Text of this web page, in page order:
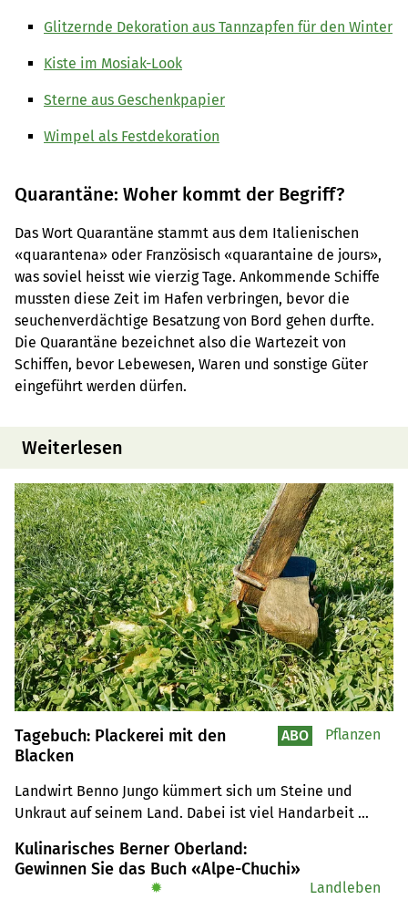
Glitzernde Dekoration aus Tannzapfen für den Winter
Kiste im Mosiak-Look
Sterne aus Geschenkpapier
Wimpel als Festdekoration
Quarantäne: Woher kommt der Begriff?
Das Wort Quarantäne stammt aus dem Italienischen
«quarantena» oder Französisch «quarantaine de jours»,
was soviel heisst wie vierzig Tage. Ankommende Schiffe
mussten diese Zeit im Hafen verbringen, bevor die
seuchenverdächtige Besatzung von Bord gehen durfte.
Die Quarantäne bezeichnet also die Wartezeit von
Schiffen, bevor Lebewesen, Waren und sonstige Güter
eingeführt werden dürfen.
Weiterlesen
Tagebuch: Plackerei mit den
Blacken
Landwirt Benno Jungo kümmert sich um Steine und
Unkraut auf seinem Land. Dabei ist viel Handarbeit
ABO Pflanzen
Kulinarisches Berner Oberland:
Gewinnen Sie das Buch «Alpe-Chuchi»
✹ Landleben